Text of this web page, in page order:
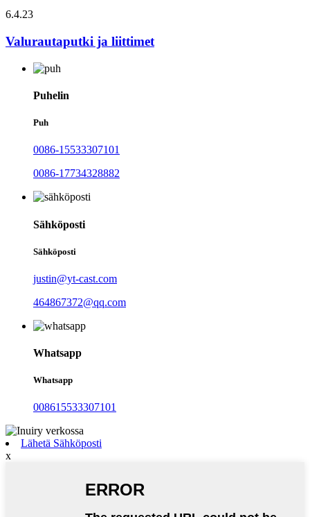
6.4.23
Valurautaputki ja liittimet
Puhelin
Puh
0086-15533307101
0086-17734328882
Sähköposti
Sähköposti
justin@yt-cast.com
464867372@qq.com
Whatsapp
Whatsapp
008615533307101
Lähetä Sähköposti
x